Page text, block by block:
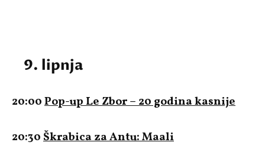
9. lipnja
20:00Pop-up Le Zbor – 20 godina kasnije
20:30Škrabica za Antu: Maali